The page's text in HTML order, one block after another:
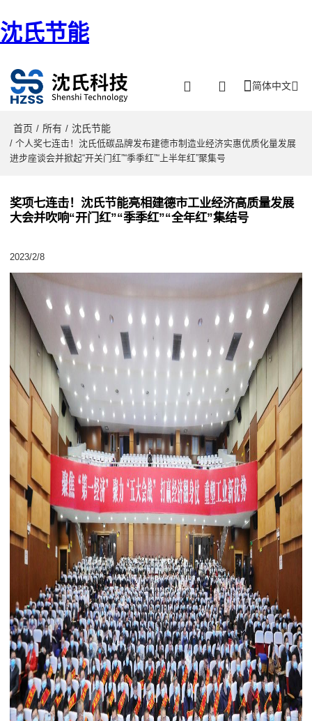
沈氏节能
简体中文
首页 / 所有 / 沈氏节能
/ 个人奖七连击！沈氏低碳品牌发布建德市制造业经济实惠优质化量发展
进步座谈会并掀起“开关门红”“季季红”“上半年红”聚集号
奖项七连击！沈氏节能亮相建德市工业经济高质量发展
大会并吹响“开门红”“季季红”“全年红”集结号
2023/2/8